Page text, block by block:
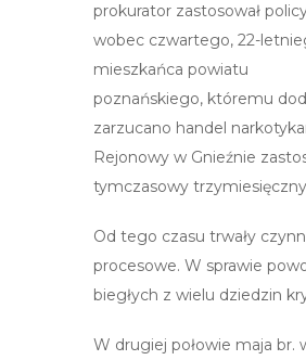
prokurator zastosował
wobec czwartego, 22-
mieszkańca powiatu
poznańskiego, któremu
zarzucano handel
Rejonowy w Gnieźnie
tymczasowy
Od tego czasu trwały
procesowe. W sprawie
biegłych z wielu dziedzin
W drugiej połowie maja br.